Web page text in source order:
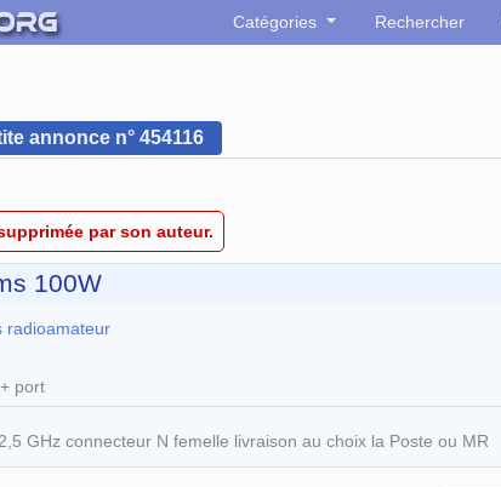
Catégories Rechercher
annonce n° 454116
par son auteur.
100W
radioamateur
port
GHz connecteur N femelle livraison au choix la Poste ou MR